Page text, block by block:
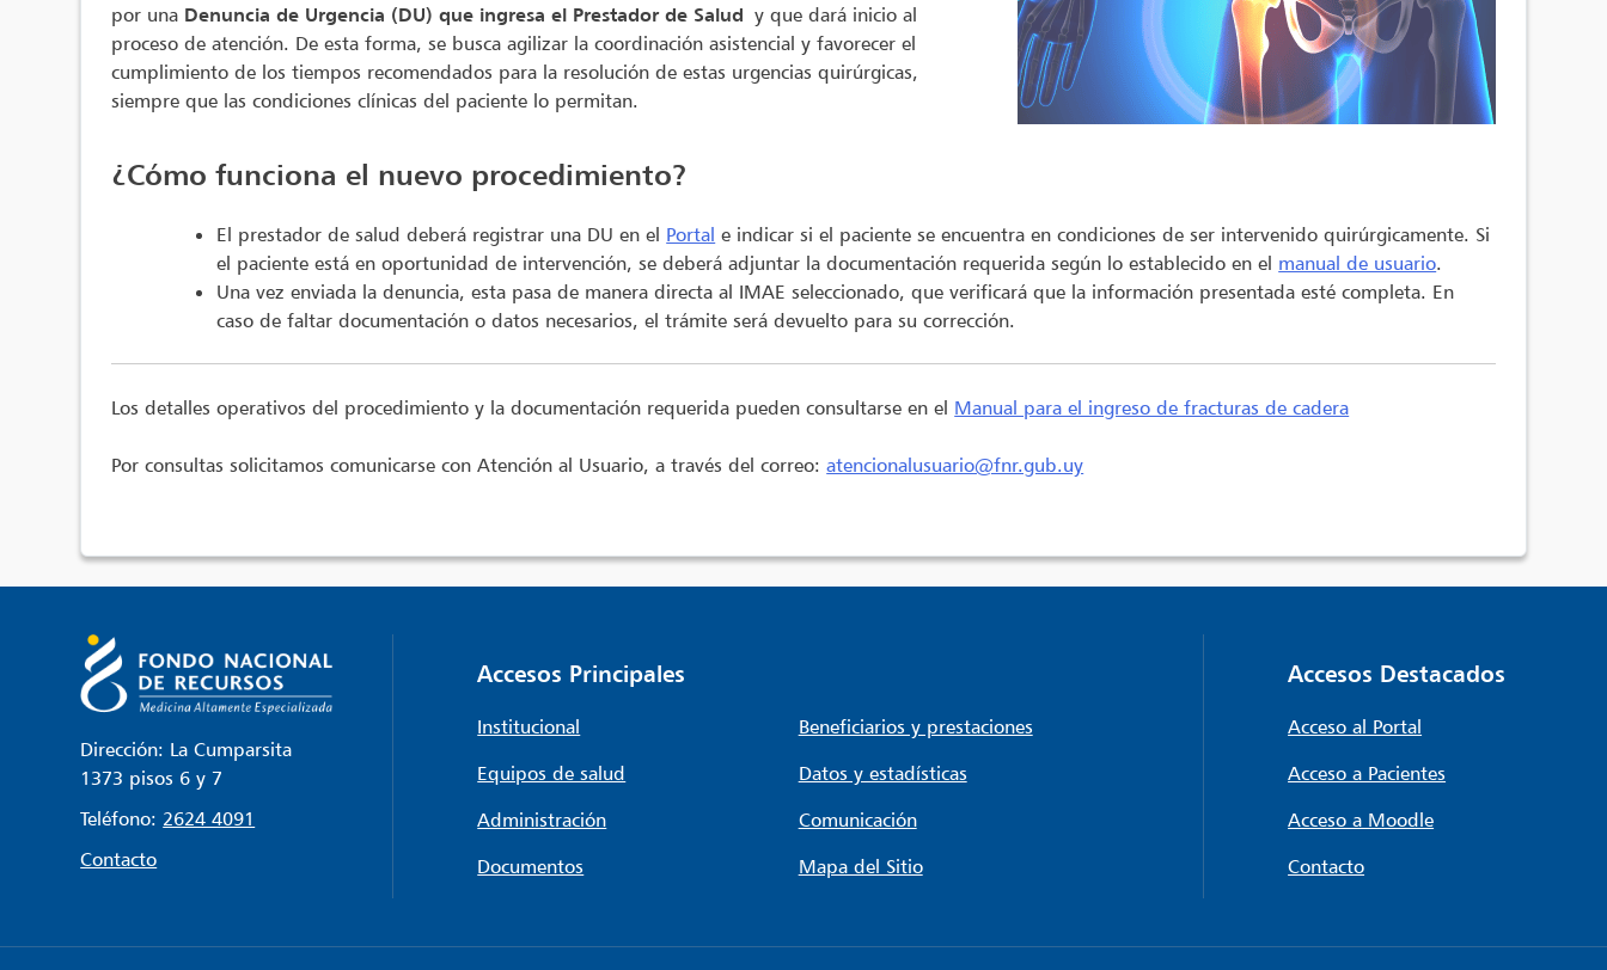
por una Denuncia de Urgencia (DU) que ingresa el Prestador de Salud y que dará inicio al
proceso de atención. De esta forma, se busca agilizar la coordinación asistencial y favorecer el
cumplimiento de los tiempos recomendados para la resolución de estas urgencias quirúrgicas,
siempre que las condiciones clínicas del paciente lo permitan.
¿Cómo funciona el nuevo procedimiento?
El prestador de salud deberá registrar una DU en el Portal e indicar si el paciente se encuentra en condiciones de ser intervenido quirúrgicamente. Si
el paciente está en oportunidad de intervención, se deberá adjuntar la documentación requerida según lo establecido en el manual de usuario.
Una vez enviada la denuncia, esta pasa de manera directa al IMAE seleccionado, que verificará que la información presentada esté completa. En
caso de faltar documentación o datos necesarios, el trámite será devuelto para su corrección.
Los detalles operativos del procedimiento y la documentación requerida pueden consultarse en el Manual para el ingreso de fracturas de cadera
Por consultas solicitamos comunicarse con Atención al Usuario, a través del correo:atencionalusuario@fnr.gub.uy
Dirección: La Cumparsita
1373 pisos 6 y 7
Teléfono: 2624 4091
Contacto
Accesos Principales
Institucional
Beneficiarios y prestaciones
Equipos de salud
Datos y estadísticas
Administración
Comunicación
Documentos
Mapa del Sitio
Accesos Destacados
Acceso al Portal
Acceso a Pacientes
Acceso a Moodle
Contacto